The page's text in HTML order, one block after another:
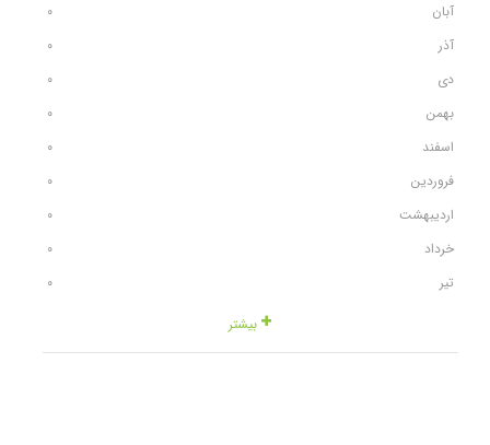
آبان
٠
آذر
٠
دی
٠
بهمن
٠
اسفند
٠
فروردین
٠
اردیبهشت
٠
خرداد
٠
تیر
٠
بیشتر